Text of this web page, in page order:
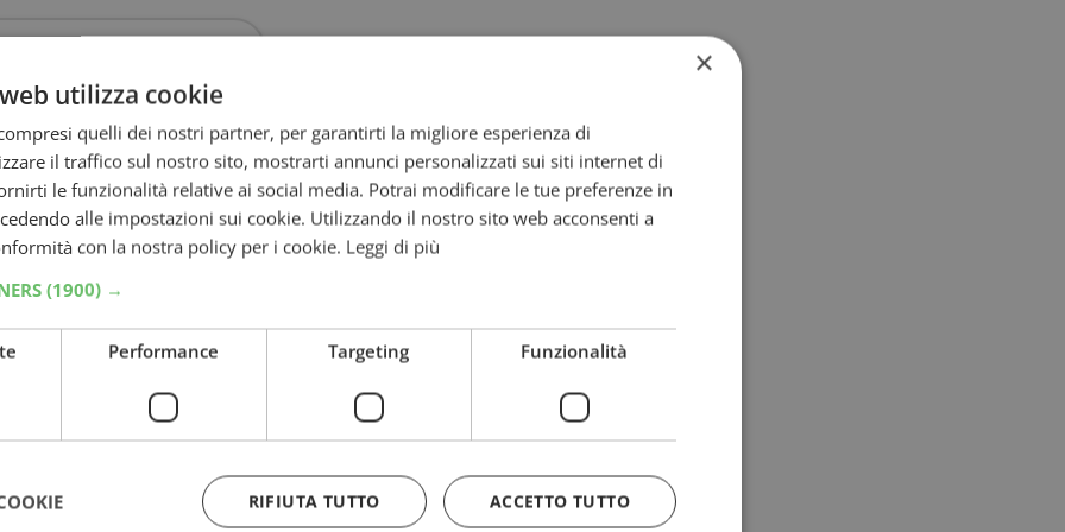
che non trovi sul sito
potrai approfittare di ulteriori sconti con
di oggi, offrendoti nuove offerte ogni
offerte ed abbiamo trovatosconti che
Amazon in occasione del Cyber Monday
per la casa, smartphone (esempio
tantissimi altri prodotti che puoi vedere
prima delle feste di Natale: potrai
tuoi regali!
un compenso per gli acquisti idonei,
×
utilizza cookie
quelli dei nostri partner, per garantirti la migliore esperienza di
il traffico sul nostro sito, mostrarti annunci personalizzati sui siti internet di
le funzionalità relative ai social media. Potrai modificare le tue preferenze in
alle impostazioni sui cookie. Utilizzando il nostro sito web acconsenti a
con la nostra policy per i cookie. Leggi di più
(1900) →
Performance Targeting Funzionalità
ACCETTO TUTTO
RIFIUTA TUTTO